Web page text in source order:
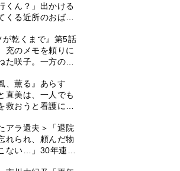
ばかりの雷神（左）と、風神。猫好きの芸人仲
くん？」出かける
くる近所のおばさ
1話】
が乾くまで』第5話
充のメモを頼りに
た咲子。一方の樹
＞、薫る』あらす
直美は、一人でも
救おうと看護に奮
＞
アラ還夫＞「退院
れられ、頼んだ物
ない…」30年連れ